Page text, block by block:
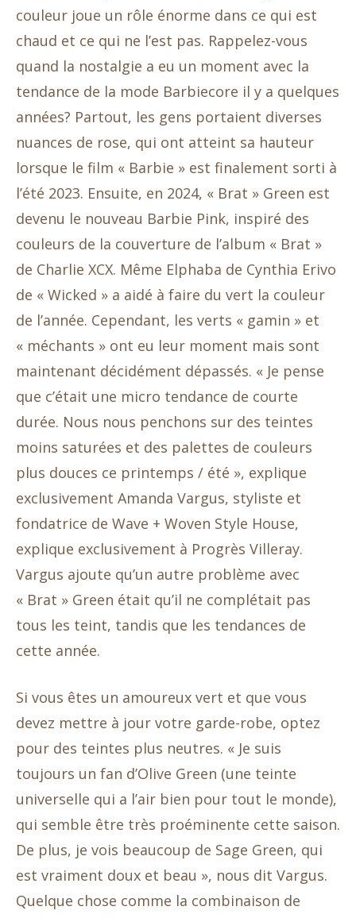
couleur joue un rôle énorme dans ce qui est
chaud et ce qui ne l’est pas. Rappelez-vous
quand la nostalgie a eu un moment avec la
tendance de la mode Barbiecore il y a quelques
années? Partout, les gens portaient diverses
nuances de rose, qui ont atteint sa hauteur
lorsque le film « Barbie » est finalement sorti à
l’été 2023. Ensuite, en 2024, « Brat » Green est
devenu le nouveau Barbie Pink, inspiré des
couleurs de la couverture de l’album « Brat »
de Charlie XCX. Même Elphaba de Cynthia Erivo
de « Wicked » a aidé à faire du vert la couleur
de l’année. Cependant, les verts « gamin » et
« méchants » ont eu leur moment mais sont
maintenant décidément dépassés. « Je pense
que c’était une micro tendance de courte
durée. Nous nous penchons sur des teintes
moins saturées et des palettes de couleurs
plus douces ce printemps / été », explique
exclusivement Amanda Vargus, styliste et
fondatrice de Wave + Woven Style House,
explique exclusivement à Progrès Villeray.
Vargus ajoute qu’un autre problème avec
« Brat » Green était qu’il ne complétait pas
tous les teint, tandis que les tendances de
cette année.
Si vous êtes un amoureux vert et que vous
devez mettre à jour votre garde-robe, optez
pour des teintes plus neutres. « Je suis
toujours un fan d’Olive Green (une teinte
universelle qui a l’air bien pour tout le monde),
qui semble être très proéminente cette saison.
De plus, je vois beaucoup de Sage Green, qui
est vraiment doux et beau », nous dit Vargus.
Quelque chose comme la combinaison de